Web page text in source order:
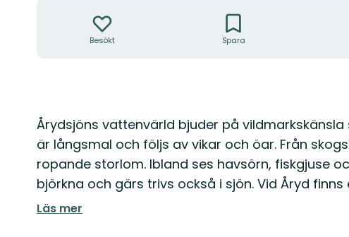
Besökt Spara
Beskrivning
Årydsjöns vattenvärld bjuder på
är långsmal och följs av vikar och öar. Från
ropande storlom. Ibland ses havsörn, fiskgjuse
björkna och gärs trivs också i sjön. Vid Åryd
Läs mer